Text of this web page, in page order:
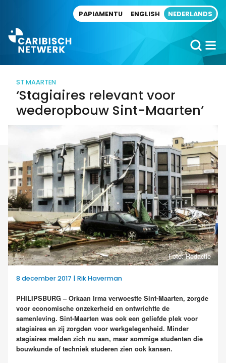
PAPIAMENTU ENGLISH NEDERLANDS
ST MAARTEN
‘Stagiaires relevant voor
wederopbouw Sint-Maarten’
Foto: Redactie
8 december 2017 | Rik Haverman
PHILIPSBURG – Orkaan Irma verwoestte Sint-Maarten, zorgde
voor economische onzekerheid en ontwrichtte de
samenleving. Sint-Maarten was ook een geliefde plek voor
stagiaires en zij zorgden voor werkgelegenheid. Minder
stagiaires melden zich nu aan, maar sommige studenten die
bouwkunde of techniek studeren zien ook kansen.